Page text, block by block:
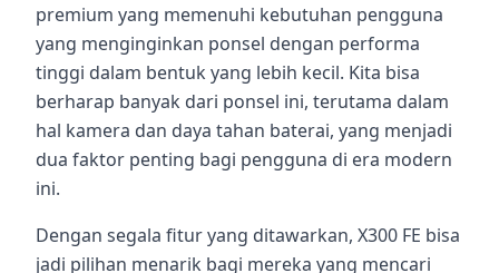
premium yang memenuhi kebutuhan pengguna
yang menginginkan ponsel dengan performa
tinggi dalam bentuk yang lebih kecil. Kita bisa
berharap banyak dari ponsel ini, terutama dalam
hal kamera dan daya tahan baterai, yang menjadi
dua faktor penting bagi pengguna di era modern
ini.
Dengan segala fitur yang ditawarkan, X300 FE bisa
jadi pilihan menarik bagi mereka yang mencari